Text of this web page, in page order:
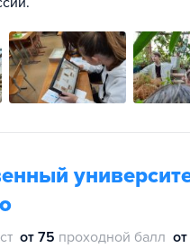
от 75 проходной балл